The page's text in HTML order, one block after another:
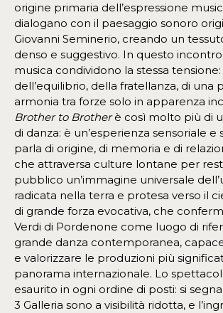
origine primaria dell’espressione
dialogano con il paesaggio sonoro
Giovanni Seminerio, creando un
denso e suggestivo. In questo
musica condividono la stessa
dell’equilibrio, della fratellanza, di una
armonia tra forze solo in apparenza
Brother to Brotherè così molto più di
di danza: è un’esperienza sensoriale e
parla di origine, di memoria e di
che attraversa culture lontane per
pubblico un’immagine universale
radicata nella terra e protesa verso il
di grande forza evocativa, che
Verdi di Pordenone come luogo di
grande danza contemporanea,
e valorizzare le produzioni più
panorama internazionale. Lo
esaurito in ogni ordine di posti: si
3 Galleria sono a visibilità ridotta, e